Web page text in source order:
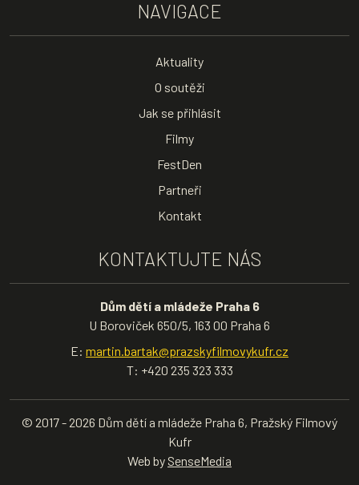
NAVIGACE
Aktuality
O soutěži
Jak se přihlásit
Filmy
FestDen
Partneři
Kontakt
KONTAKTUJTE NÁS
Dům dětí a mládeže Praha 6
U Boroviček 650/5, 163 00 Praha 6
E: martin.bartak@prazskyfilmovykufr.cz
T: +420 235 323 333
© 2017 - 2026 Dům dětí a mládeže Praha 6, Pražský Filmový
Kufr
Web by SenseMedia